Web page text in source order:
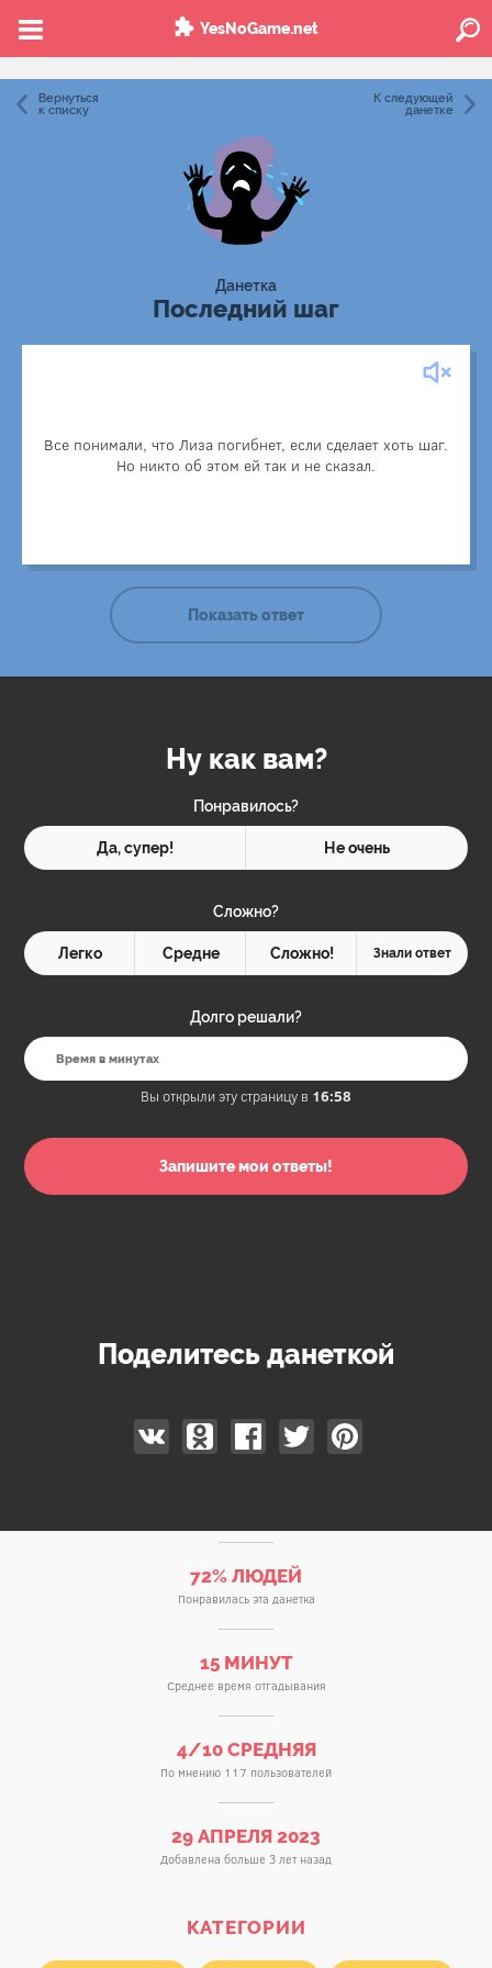
YesNoGame.net
Вернуться
к списку
К следующей
данетке
Данетка
Последний шаг
Все понимали, что Лиза погибнет, если сделает хоть шаг.
Но никто об этом ей так и не сказал.
Лиза — это крыса, которую ученые использовали для
эксперимента. Её поместили в лабиринт с ловушками, в
одну из которых она как раз и попала.
Показать ответ
Ну как вам?
Понравилось?
Да, супер! Не очень
Сложно?
Легко Средне Сложно! Знали ответ
Долго решали?
Вы открыли эту страницу в 16:58
Поделитесь данеткой
72% ЛЮДЕЙ
Понравилась эта данетка
15 МИНУТ
Среднее время отгадывания
4/10 СРЕДНЯЯ
По мнению 117 пользователей
29 АПРЕЛЯ 2023
Добавлена больше 3 лет назад
КАТЕГОРИИ